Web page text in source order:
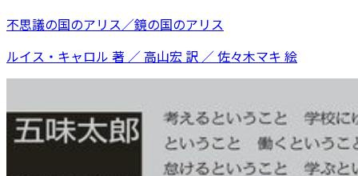
不思議の国のアリス／鏡の国のアリス
ルイス・キャロル 著 ／ 高山宏 訳 ／ 佐々木マキ 絵